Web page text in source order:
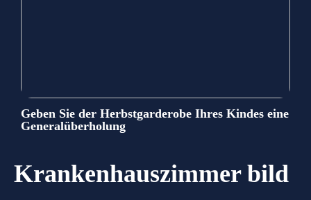
Geben Sie der Herbstgarderobe Ihres Kindes eine
Generalüberholung
Krankenhauszimmer bild